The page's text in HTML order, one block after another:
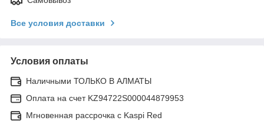
Все условия доставки
Условия оплаты
Наличными ТОЛЬКО В АЛМАТЫ
Оплата на счет KZ94722S000044879953
Мгновенная рассрочка с Kaspi Red